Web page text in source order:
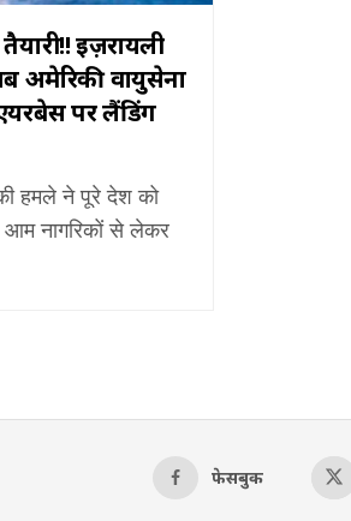
इज़रायली
अमेरिकी वायुसेना
पर लैंडिंग
हमले ने पूरे देश को
नागरिकों से लेकर
फेसबुक